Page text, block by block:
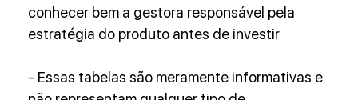
conhecer bem a gestora responsável pela
estratégia do produto antes de investir
- Essas tabelas são meramente informativas e